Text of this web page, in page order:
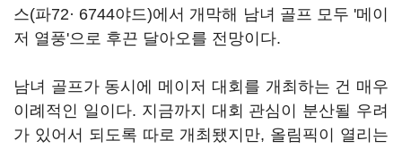
스(파72· 6744야드)에서 개막해 남녀 골프 모두 '메이
저 열풍'으로 후끈 달아오를 전망이다.
남녀 골프가 동시에 메이저 대회를 개최하는 건 매우
이례적인 일이다. 지금까지 대회 관심이 분산될 우려
가 있어서 되도록 따로 개최됐지만, 올림픽이 열리는